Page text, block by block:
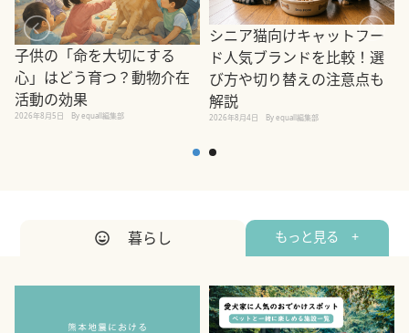
子供の「命を大切にする
心」はどう育つ？動物介在
活動の効果
2026年8月5日 By equall編集部
シニア猫向けキャットフー
ド人気ブランドを比較！選
び方や切り替えの注意点も
解説
2026年8月4日 By equall編集部
暮らし もっと見る +